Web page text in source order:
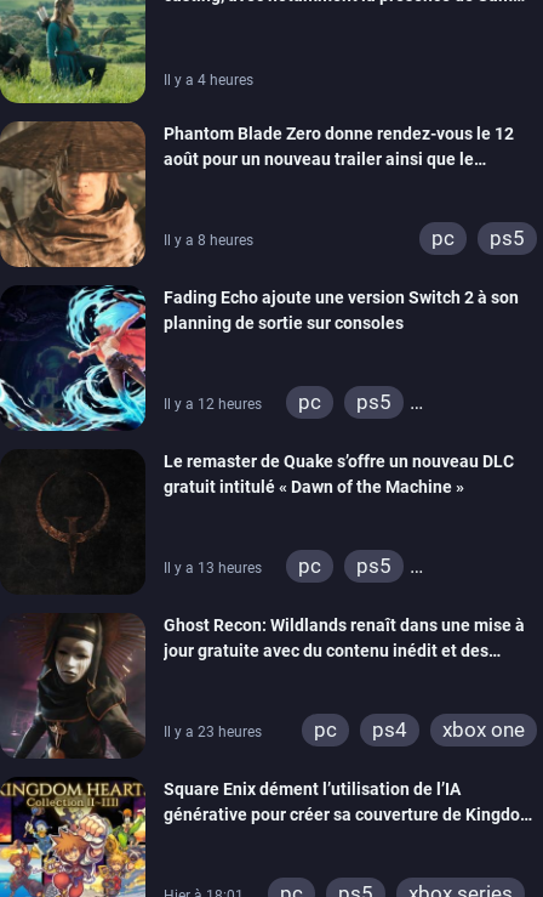
Il y a 4 heures
Phantom Blade Zero donne rendez-vous le 12
août pour un nouveau trailer ainsi que le
Il y a 8 heures pc ps5
Fading Echo ajoute une version Switch 2 à son
planning de sortie sur consoles
Il y a 12 heures pc
ps5
Le remaster de Quake s’offre un nouveau DLC
gratuit intitulé « Dawn of the Machine »
Il y a 13 heures pc
ps5
ps4
xbox one
nintendo 64
Ghost Recon: Wildlands renaît dans une mise à
jour gratuite avec du contenu inédit et des
Il y a 23 heures pc ps4 xbox one
Square Enix dément l’utilisation de l’IA
générative pour créer sa couverture de Kingdom